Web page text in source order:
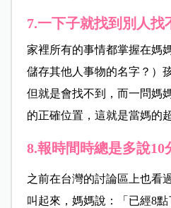
7.一下子就找到別人找
家裡所有的事情都掌握在媽
儲存其他人事物的名字？）
但就是會找不到，而一問媽
的正確位置，這就是當媽的
8.報時間時總是多說10
之前在台灣的討論區上也看
叫起來，媽媽說：「已經8